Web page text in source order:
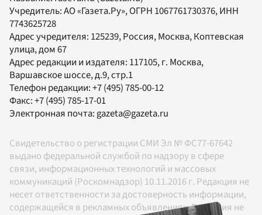
Учредитель:АО «Газета.Ру», ОГРН 1067761730376, ИНН
7743625728
Адрес учредителя: 125239, Россия, Москва, Коптевская
улица, дом 67
Адрес редакции и издателя: 117105, г. Москва,
Варшавское шоссе, д.9, стр.1
Телефон редакции:+7 (495) 785-00-12
Факс:+7 (495) 785-17-01
Электронная почта:gazeta@gazeta.ru
Свидетельство о регистрации СМИ Эл № ФС77-67642
выдано федеральной службой по надзору в сфере
связи, информационных технологий и массовых
коммуникаций (Роскомнадзор) 10.11.2016 г. Редакция не
несет ответственности за достоверность информации,
содержащейся в рекламных объявлениях. Редакция не